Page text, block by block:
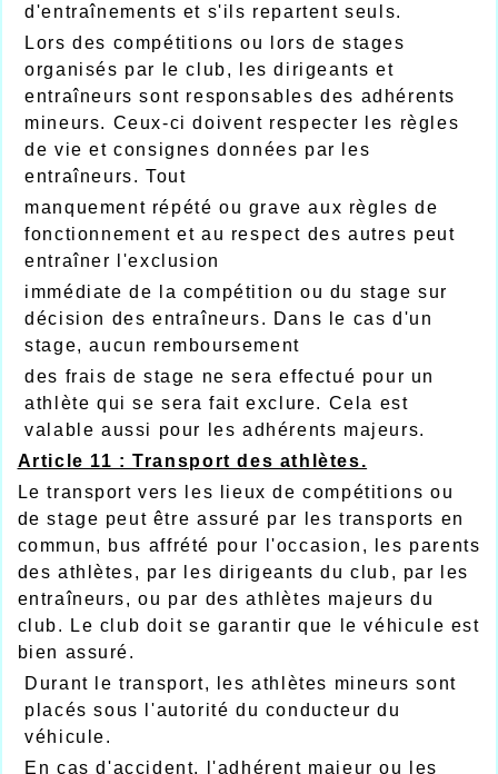
d'entraînements et s'ils repartent seuls.
Lors des compétitions ou lors de stages
organisés par le club, les dirigeants et
entraîneurs sont responsables des adhérents
mineurs. Ceux-ci doivent respecter les règles
de vie et consignes données par les
entraîneurs. Tout
manquement répété ou grave aux règles de
fonctionnement et au respect des autres peut
entraîner l'exclusion
immédiate de la compétition ou du stage sur
décision des entraîneurs. Dans le cas d'un
stage, aucun remboursement
des frais de stage ne sera effectué pour un
athlète qui se sera fait exclure. Cela est
valable aussi pour les adhérents majeurs.
Article 11 : Transport des athlètes.
Le transport vers les lieux de compétitions ou
de stage peut être assuré par les transports en
commun, bus affrété pour l'occasion, les parents
des athlètes, par les dirigeants du club, par les
entraîneurs, ou par des athlètes majeurs du
club. Le club doit se garantir que le véhicule est
bien assuré.
Durant le transport, les athlètes mineurs sont
placés sous l'autorité du conducteur du
véhicule.
En cas d'accident, l'adhérent majeur ou les